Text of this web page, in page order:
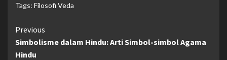
Tags: Filosofi Veda
Continue
Reading
Previous
Simbolisme dalam Hindu: Arti Simbol-simbol Agama
Hindu